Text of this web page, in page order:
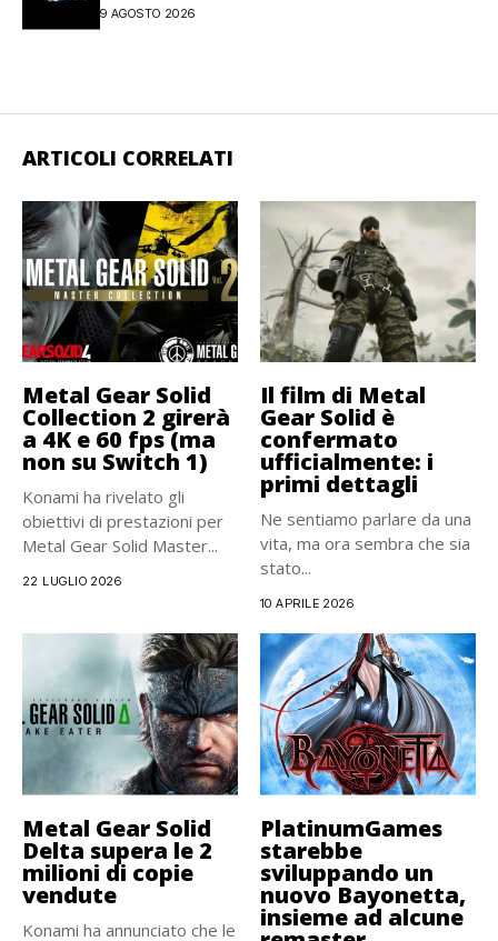
9 AGOSTO 2026
ARTICOLI CORRELATI
Metal Gear Solid
Collection 2 girerà
a 4K e 60 fps (ma
non su Switch 1)
Konami ha rivelato gli
obiettivi di prestazioni per
Metal Gear Solid Master...
22 LUGLIO 2026
Il film di Metal
Gear Solid è
confermato
ufficialmente: i
primi dettagli
Ne sentiamo parlare da una
vita, ma ora sembra che sia
stato...
10 APRILE 2026
Metal Gear Solid
Delta supera le 2
milioni di copie
vendute
Konami ha annunciato che le
PlatinumGames
starebbe
sviluppando un
nuovo Bayonetta,
insieme ad alcune